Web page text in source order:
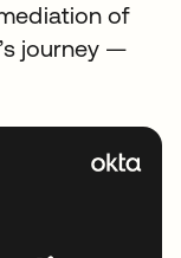
of
journey —